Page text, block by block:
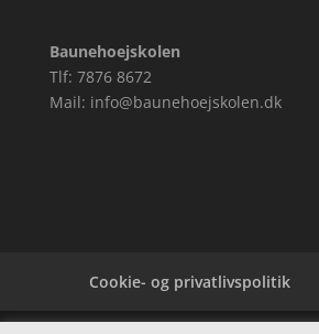
Baunehoejskolen
Tlf: 7876 8672
Mail: info@baunehoejskolen.dk
Cookie- og privatlivspolitik